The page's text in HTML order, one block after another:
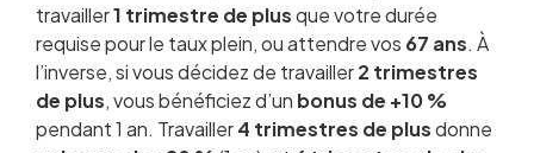
travailler1 trimestre de plusque votre durée
requise pour le taux plein, ou attendre vos 67 ans. À
l’inverse, si vous décidez de travailler2 trimestres
de plus, vous bénéficiez d’un bonus de +10 %
pendant 1 an. Travailler4 trimestres de plusdonne